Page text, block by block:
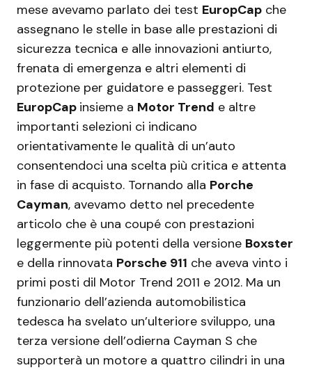
mese avevamo parlato dei test EuropCap che
assegnano le stelle in base alle prestazioni di
sicurezza tecnica e alle innovazioni antiurto,
frenata di emergenza e altri elementi di
protezione per guidatore e passeggeri. Test
EuropCap insieme a Motor Trend e altre
importanti selezioni ci indicano
orientativamente le qualità di un’auto
consentendoci una scelta più critica e attenta
in fase di acquisto. Tornando alla Porche
Cayman, avevamo detto nel precedente
articolo che è una coupé con prestazioni
leggermente più potenti della versione Boxster
e della rinnovata Porsche 911 che aveva vinto i
primi posti dil Motor Trend 2011 e 2012. Ma un
funzionario dell’azienda automobilistica
tedesca ha svelato un’ulteriore sviluppo, una
terza versione dell’odierna Cayman S che
supporterà un motore a quattro cilindri in una